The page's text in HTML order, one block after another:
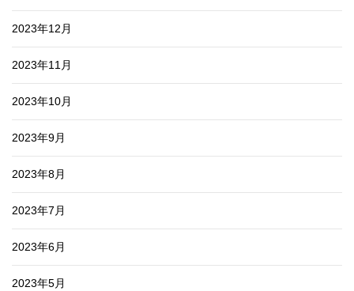
2023年12月
2023年11月
2023年10月
2023年9月
2023年8月
2023年7月
2023年6月
2023年5月